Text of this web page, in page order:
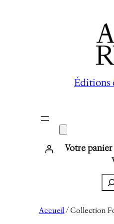
Éditions
Votre
Accueil / Collection